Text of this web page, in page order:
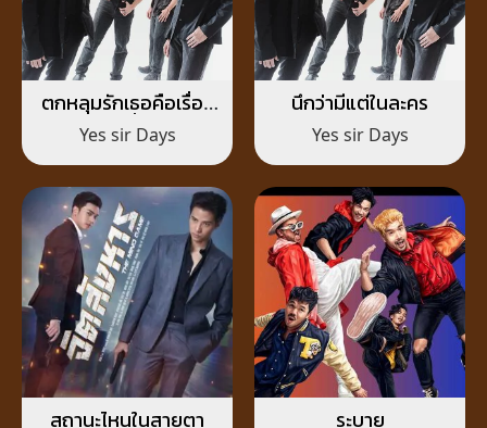
ตกหลุมรักเธอคือเรื่อง
ง่ายที่สุด
Yes sir Days
นึกว่ามีแต่ในละคร
Yes sir Days
สถานะไหนในสายตา ระบาย